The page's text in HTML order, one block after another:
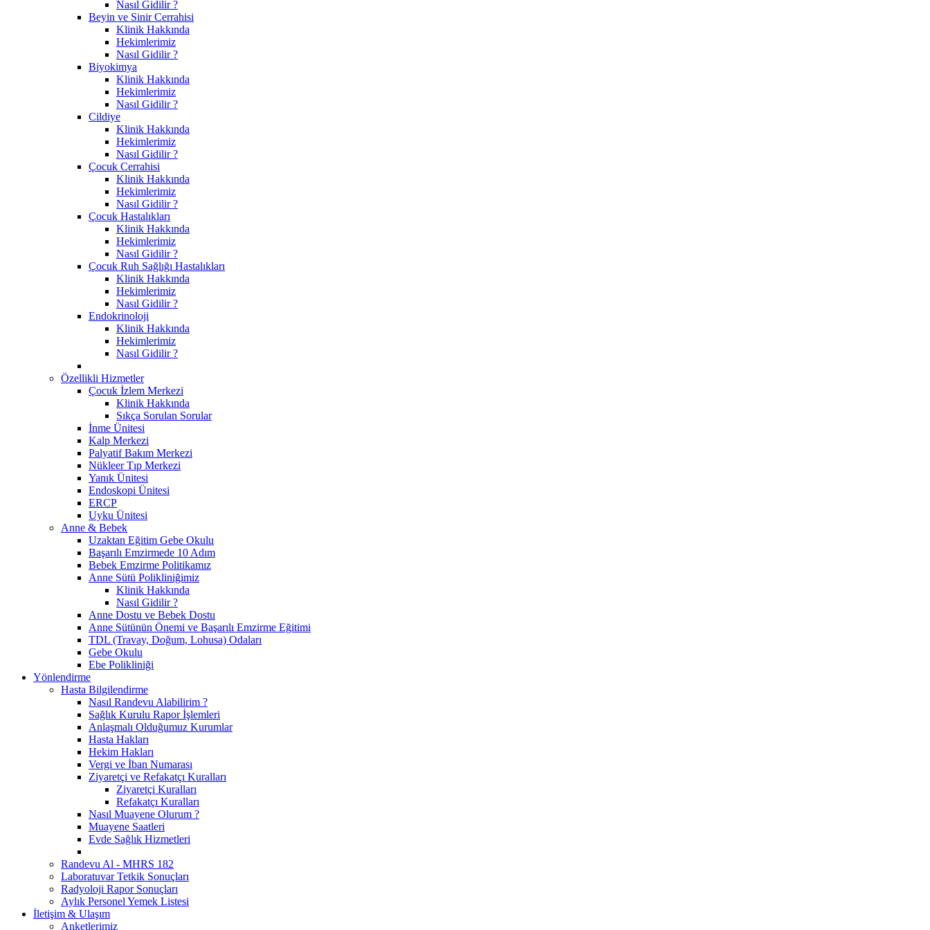
Nasıl Gidilir ?
Beyin ve Sinir Cerrahisi
Klinik Hakkında
Hekimlerimiz
Nasıl Gidilir ?
Biyokimya
Klinik Hakkında
Hekimlerimiz
Nasıl Gidilir ?
Cildiye
Klinik Hakkında
Hekimlerimiz
Nasıl Gidilir ?
Çocuk Cerrahisi
Klinik Hakkında
Hekimlerimiz
Nasıl Gidilir ?
Çocuk Hastalıkları
Klinik Hakkında
Hekimlerimiz
Nasıl Gidilir ?
Çocuk Ruh Sağlığı Hastalıkları
Klinik Hakkında
Hekimlerimiz
Nasıl Gidilir ?
Endokrinoloji
Klinik Hakkında
Hekimlerimiz
Nasıl Gidilir ?
Özellikli Hizmetler
Çocuk İzlem Merkezi
Klinik Hakkında
Sıkça Sorulan Sorular
İnme Ünitesi
Kalp Merkezi
Palyatif Bakım Merkezi
Nükleer Tıp Merkezi
Yanık Ünitesi
Endoskopi Ünitesi
ERCP
Uyku Ünitesi
Anne & Bebek
Uzaktan Eğitim Gebe Okulu
Başarılı Emzirmede 10 Adım
Bebek Emzirme Politikamız
Anne Sütü Polikliniğimiz
Klinik Hakkında
Nasıl Gidilir ?
Anne Dostu ve Bebek Dostu
Anne Sütünün Önemi ve Başarılı Emzirme Eğitimi
TDL (Travay, Doğum, Lohusa) Odaları
Gebe Okulu
Ebe Polikliniği
Yönlendirme
Hasta Bilgilendirme
Nasıl Randevu Alabilirim ?
Sağlık Kurulu Rapor İşlemleri
Anlaşmalı Olduğumuz Kurumlar
Hasta Hakları
Hekim Hakları
Vergi ve İban Numarası
Ziyaretçi ve Refakatçı Kuralları
Ziyaretçi Kuralları
Refakatçı Kuralları
Nasıl Muayene Olurum ?
Muayene Saatleri
Evde Sağlık Hizmetleri
Randevu Al - MHRS 182
Laboratuvar Tetkik Sonuçları
Radyoloji Rapor Sonuçları
Aylık Personel Yemek Listesi
İletişim & Ulaşım
Anketlerimiz